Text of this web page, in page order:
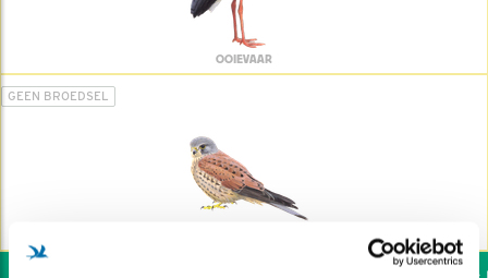
OOIEVAAR
GEEN BROEDSEL